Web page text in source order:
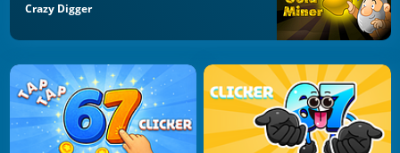
Crazy Digger